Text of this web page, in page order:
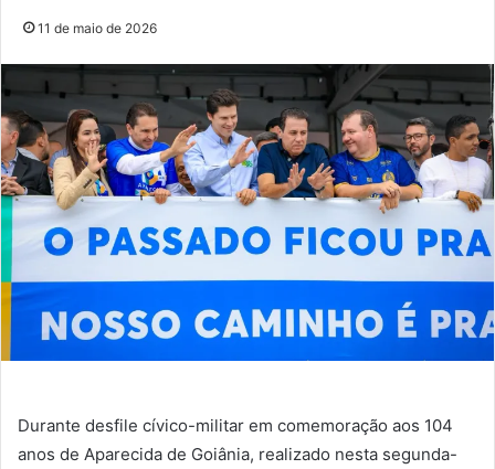
11 de maio de 2026
Durante desfile cívico-militar em comemoração aos 104
anos de Aparecida de Goiânia, realizado nesta segunda-